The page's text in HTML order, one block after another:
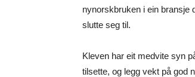
nynorskbruken i ein bransje
slutte seg til.
Kleven har eit medvite syn
tilsette, og legg vekt på god